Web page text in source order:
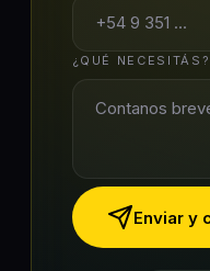
¿QUÉ
Enviar y